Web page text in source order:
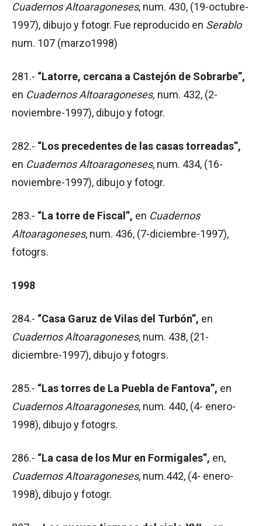
Cuadernos Altoaragoneses, num. 430, (19-octubre-
1997), dibujo y fotogr. Fue reproducido en Serablo
num. 107 (marzo1998)
281.- “Latorre, cercana a Castejón de Sobrarbe”,
en Cuadernos Altoaragoneses, num. 432, (2-
noviembre-1997), dibujo y fotogr.
282.- “Los precedentes de las casas torreadas”,
en Cuadernos Altoaragoneses, num. 434, (16-
noviembre-1997), dibujo y fotogr.
283.- “La torre de Fiscal”, en Cuadernos
Altoaragoneses, num. 436, (7-diciembre-1997),
fotogrs.
1998
284.- “Casa Garuz de Vilas del Turbón”, en
Cuadernos Altoaragoneses, num. 438, (21-
diciembre-1997), dibujo y fotogrs.
285.- “Las torres de La Puebla de Fantova”, en
Cuadernos Altoaragoneses, num. 440, (4- enero-
1998), dibujo y fotogrs.
286.- “La casa de los Mur en Formigales”, en,
Cuadernos Altoaragoneses, num.442, (4- enero-
1998), dibujo y fotogr.